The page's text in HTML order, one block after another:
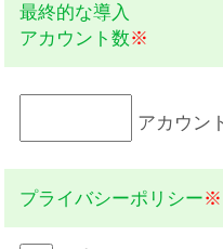
最終的な導入
アカウント数※
アカウン
プライバシーポリシー※